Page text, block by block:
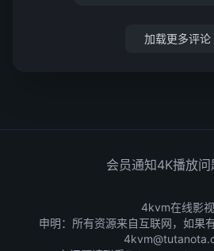
加载更多评论
会员通知4K播放问
4kvm在线影视
申明：所有资源来自互联网，如果